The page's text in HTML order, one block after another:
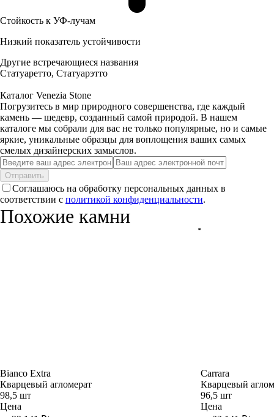
Стойкость к УФ-лучам
Низкий показатель устойчивости
Другие встречающиеся названия
Статуаретто, Статуарэтто
Каталог Venezia Stone
Погрузитесь в мир природного совершенства, где каждый
камень — шедевр, созданный самой природой. В нашем
каталоге мы собрали для вас не только популярные, но и самые
яркие, уникальные образцы для воплощения ваших самых
смелых дизайнерских замыслов.
Отправить
Соглашаюсь на обработку персональных данных в
соответствии с политикой конфиденциальности.
Похожие камни
Bianco Extra
Кварцевый агломерат
98,5 шт
Цена
Carrara
Кварцевый
96,5 шт
Цена